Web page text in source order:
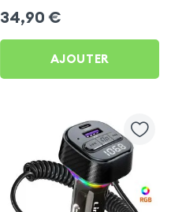
Allume-cigare, Muvit pour
Microsoft Surface Go 4
34,90 €
AJOUTER